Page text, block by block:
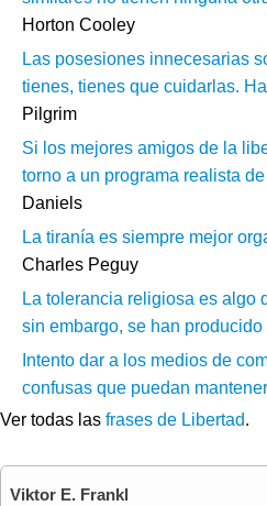
Horton Cooley
Las posesiones innecesarias
tienes, tienes que cuidarlas.
Pilgrim
Si los mejores amigos de la
torno a un programa realista
Daniels
La tiranía es siempre mejor
Charles Peguy
La tolerancia religiosa es algo
sin embargo, se han producido
Intento dar a los medios de
confusas que puedan
Ver todas las frases de Libertad.
Viktor E. Frankl